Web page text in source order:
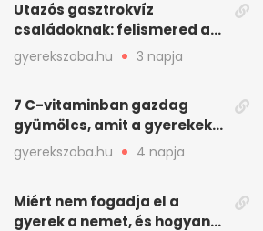
Utazós gasztrokvíz
családoknak: felismered az
asadót és társait?
gyerekszoba.hu 3 napja
7 C-vitaminban gazdag
gyümölcs, amit a gyerekek
is szívesen megesznek
gyerekszoba.hu 4 napja
Miért nem fogadja el a
gyerek a nemet, és hogyan